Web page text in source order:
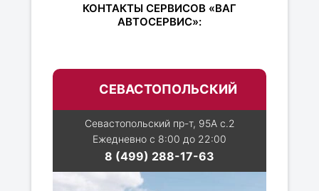
КОНТАКТЫ СЕРВИСОВ «ВАГ
АВТОСЕРВИС»:
СЕВАСТОПОЛЬСКИЙ
Севастопольский пр-т, 95А с.2
Ежедневно с 8:00 до 22:00
8 (499) 288-17-63